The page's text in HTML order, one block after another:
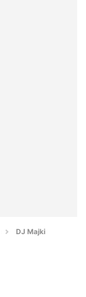
DJ Majki